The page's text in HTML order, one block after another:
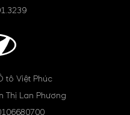
tô Việt Phúc
Thị Lan Phương